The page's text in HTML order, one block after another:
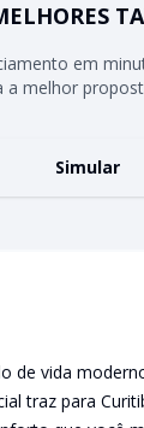
em
a melhor
Simular
de vida
traz para